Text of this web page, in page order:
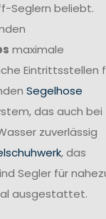
Seglern beliebt.
maximale
Eintrittsstellen
Segelhose
das auch bei
zuverlässig
, das
Segler für
ausgestattet.